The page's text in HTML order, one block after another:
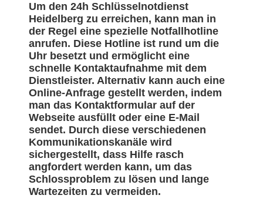
Um den 24h Schlüsselnotdienst
Heidelberg zu erreichen, kann man in
der Regel eine spezielle Notfallhotline
anrufen. Diese Hotline ist rund um die
Uhr besetzt und ermöglicht eine
schnelle Kontaktaufnahme mit dem
Dienstleister. Alternativ kann auch eine
Online-Anfrage gestellt werden, indem
man das Kontaktformular auf der
Webseite ausfüllt oder eine E-Mail
sendet. Durch diese verschiedenen
Kommunikationskanäle wird
sichergestellt, dass Hilfe rasch
angfordert werden kann, um das
Schlossproblem zu lösen und lange
Wartezeiten zu vermeiden.